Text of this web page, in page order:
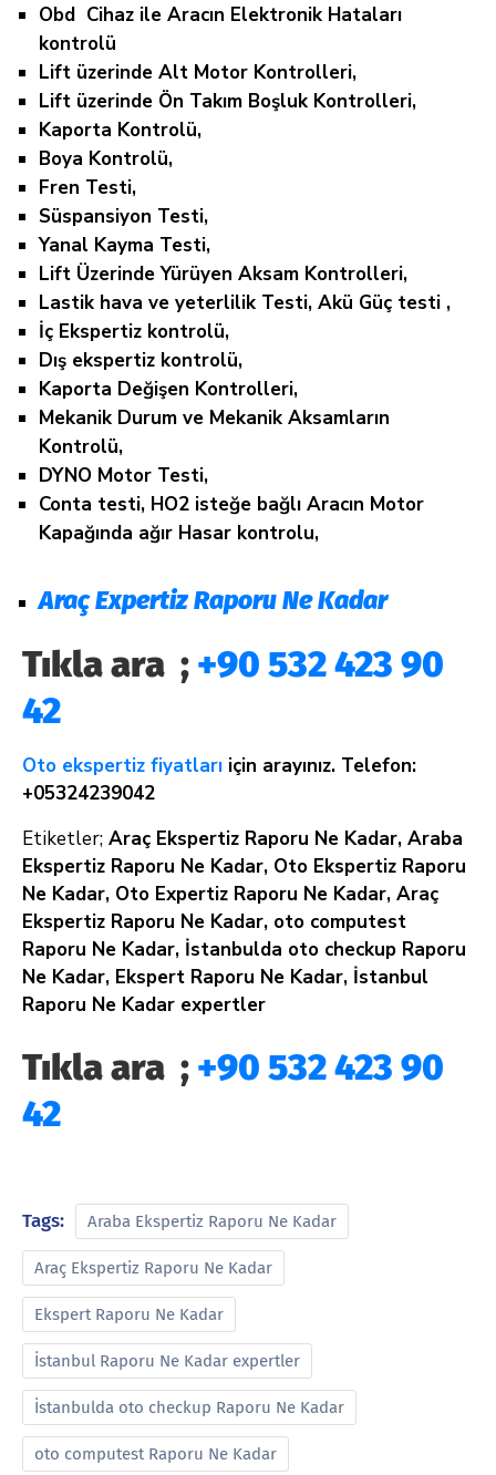
Obd Cihaz ile Aracın Elektronik Hataları
kontrolü
Lift üzerinde Alt Motor Kontrolleri,
Lift üzerinde Ön Takım Boşluk Kontrolleri,
Kaporta Kontrolü,
Boya Kontrolü,
Fren Testi,
Süspansiyon Testi,
Yanal Kayma Testi,
Lift Üzerinde Yürüyen Aksam Kontrolleri,
Lastik hava ve yeterlilik Testi, Akü Güç testi ,
İç Ekspertiz kontrolü,
Dış ekspertiz kontrolü,
Kaporta Değişen Kontrolleri,
Mekanik Durum ve Mekanik Aksamların
Kontrolü,
DYNO Motor Testi,
Conta testi, HO2 isteğe bağlı Aracın Motor
Kapağında ağır Hasar kontrolu,
Araç Expertiz Raporu Ne Kadar
Tıkla ara ; +90 532 423 90
42
Oto ekspertiz fiyatları için arayınız. Telefon:
+05324239042
Etiketler; Araç Ekspertiz Raporu Ne Kadar, Araba
Ekspertiz Raporu Ne Kadar, Oto Ekspertiz Raporu
Ne Kadar, Oto Expertiz Raporu Ne Kadar, Araç
Ekspertiz Raporu Ne Kadar, oto computest
Raporu Ne Kadar, İstanbulda oto checkup Raporu
Ne Kadar, Ekspert Raporu Ne Kadar, İstanbul
Raporu Ne Kadar expertler
Tıkla ara ; +90 532 423 90
42
Tags: Araba Ekspertiz Raporu Ne Kadar
Araç Ekspertiz Raporu Ne Kadar
Ekspert Raporu Ne Kadar
İstanbul Raporu Ne Kadar expertler
İstanbulda oto checkup Raporu Ne Kadar
oto computest Raporu Ne Kadar